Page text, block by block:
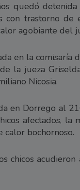
quedó
con trastorno de
agobiante del
en la comisaría
la jueza
Nicosia.
en Dorrego al
afectados, la
calor bochornoso.
chicos